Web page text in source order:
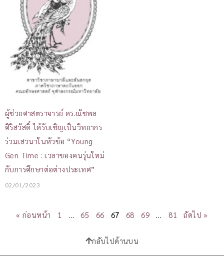
ผู้ช่วยศาสตราจารย์ ดร.ณัชพล
ศิริสวัสดิ์ ได้รับเชิญเป็นวิทยากร
ร่วมเสวนาในหัวข้อ “Young
Gen Time : เวลาของคนรุ่นใหม่
กับการศึกษาต่อต่างประเทศ”
02/01/2023
« ก่อนหน้า 1 … 65 66 67 68 69 … 81 ถัดไป »
กลับไปด้านบน